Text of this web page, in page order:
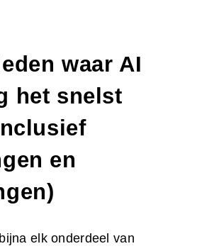
waar AI
het snelst
en
elk onderdeel van